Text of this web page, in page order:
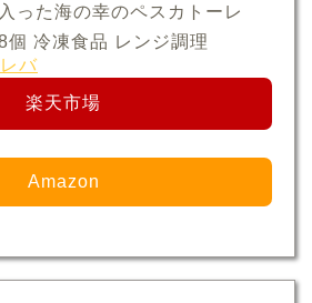
った海の幸のペスカトーレ
個 冷凍食品 レンジ調理
バ
楽天市場
Amazon